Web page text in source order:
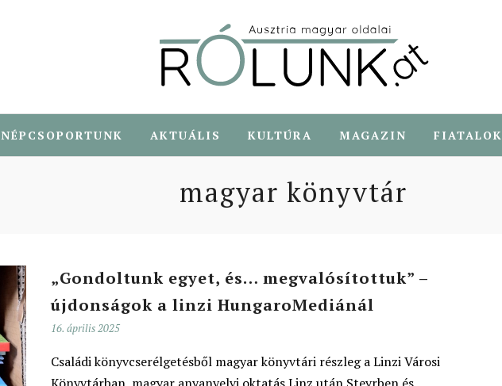
NÉPCSOPORTUNK AKTUÁLIS KULTÚRA MAGAZIN FIATALOK
magyar könyvtár
„Gondoltunk egyet, és… megvalósítottuk” –
újdonságok a linzi HungaroMediánál
16. április 2025
Családi könyvcserélgetésből magyar könyvtári részleg a Linzi Városi